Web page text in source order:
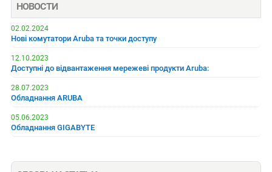
НОВОСТИ
02.02.2024
Нові комутатори Aruba та точки доступу
12.10.2023
Доступні до відвантаження мережеві продукти Aruba:
28.07.2023
Обладнання ARUBA
05.06.2023
Обладнання GIGABYTE